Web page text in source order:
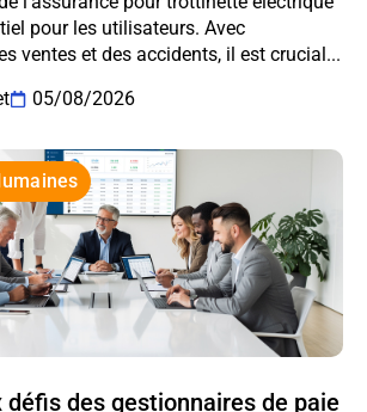
pour les utilisateurs. Avec
ventes et des accidents, il est crucial...
05/08/2026
défis des gestionnaires de paie